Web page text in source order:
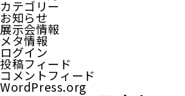
カテゴリー
お知らせ
展示会情報
メタ情報
ログイン
投稿フィード
コメントフィード
WordPress.org